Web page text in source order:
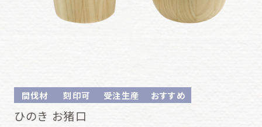
間伐材 刻印可 受注生産 おすすめ
ひのき お猪口